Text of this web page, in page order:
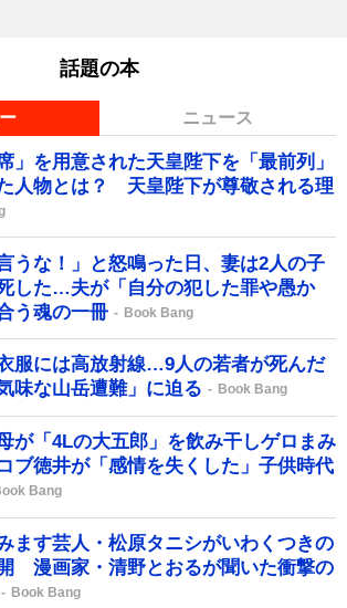
話題の本
ニュース
」を用意された天皇陛下を「最前列」
人物とは？ 天皇陛下が尊敬される理
うな！」と怒鳴った日、妻は2人の子
した…夫が「自分の犯した罪や愚か
う魂の一冊
Book Bang
服には高放射線…9人の若者が死んだ
味な山岳遭難」に迫る
Book Bang
が「4Lの大五郎」を飲み干しゲロまみ
ブ徳井が「感情を失くした」子供時代
Bang
ます芸人・松原タニシがいわくつきの
漫画家・清野とおるが聞いた衝撃の
Book Bang